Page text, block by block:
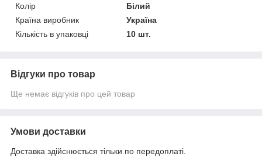
Колір
Білий
Країна виробник
Україна
Кількість в упаковці
10 шт.
Відгуки про товар
Ще немає відгуків про цей товар
Умови доставки
Доставка здійснюється тільки по передоплаті.